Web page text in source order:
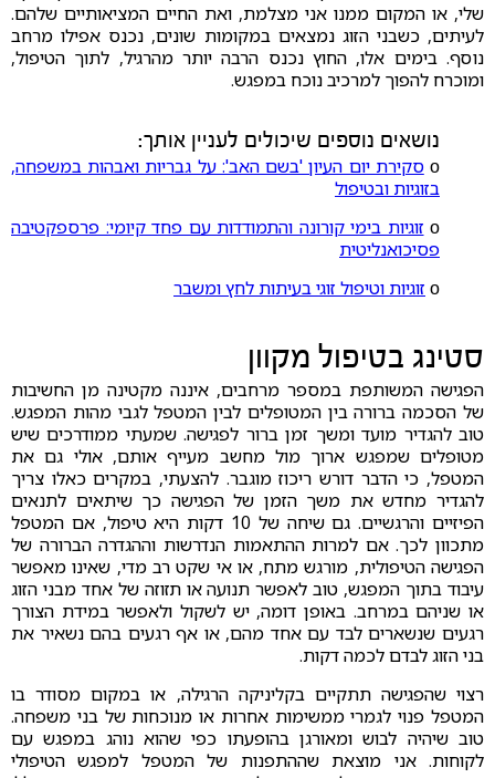
שלי, או המקום ממנו אני מצלמת, ואת החיים המציאותיים שלהם.
לעיתים, כשבני הזוג נמצאים במקומות שונים, נכנס אפילו מרחב
נוסף. בימים אלו, החוץ נכנס הרבה יותר מהרגיל, לתוך הטיפול,
ומוכרח להפוך למרכיב נוכח במפגש.
נושאים נוספים שיכולים לעניין אותך:
ο סקירת יום העיון 'בשם האב': על גבריות ואבהות במשפחה,
בזוגיות ובטיפול
ο זוגיות בימי קורונה והתמודדות עם פחד קיומי: פרספקטיבה
פסיכואנליטית
ο זוגיות וטיפול זוגי בעיתות לחץ ומשבר
סטינג בטיפול מקוון
הפגישה המשותפת במספר מרחבים, איננה מקטינה מן החשיבות
של הסכמה ברורה בין המטופלים לבין המטפל לגבי מהות המפגש.
טוב להגדיר מועד ומשך זמן ברור לפגישה. שמעתי ממודרכים שיש
מטופלים שמפגש ארוך מול מחשב מעייף אותם, אולי גם את
המטפל, כי הדבר דורש ריכוז מוגבר. להצעתי, במקרים כאלו צריך
להגדיר מחדש את משך הזמן של הפגישה כך שיתאים לתנאים
הפיזיים והרגשיים. גם שיחה של 10 דקות היא טיפול, אם המטפל
מתכוון לכך. אם למרות ההתאמות הנדרשות וההגדרה הברורה של
הפגישה הטיפולית, מורגש מתח, או אי שקט רב מדי, שאינו מאפשר
עיבוד בתוך המפגש, טוב לאפשר תנועה או תזוזה של אחד מבני הזוג
או שניהם במרחב. באופן דומה, יש לשקול ולאפשר במידת הצורך
רגעים שנשארים לבד עם אחד מהם, או אף רגעים בהם נשאיר את
בני הזוג לבדם לכמה דקות.
רצוי שהפגישה תתקיים בקליניקה הרגילה, או במקום מסודר בו
המטפל פנוי לגמרי ממשימות אחרות או מנוכחות של בני משפחה.
טוב שיהיה לבוש ומאורגן בהופעתו כפי שהוא נוהג במפגש עם
לקוחות. אני מוצאת שההתפנות של המטפל למפגש הטיפולי